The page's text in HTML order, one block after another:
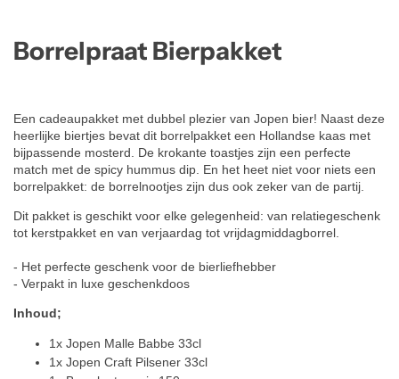
Borrelpraat Bierpakket
Een cadeaupakket met dubbel plezier van Jopen bier! Naast deze
heerlijke biertjes bevat dit borrelpakket een Hollandse kaas met
bijpassende mosterd. De krokante toastjes zijn een perfecte
match met de spicy hummus dip. En het heet niet voor niets een
borrelpakket: de borrelnootjes zijn dus ook zeker van de partij.
Dit pakket is geschikt voor elke gelegenheid: van relatiegeschenk
tot kerstpakket en van verjaardag tot vrijdagmiddagborrel.
- Het perfecte geschenk voor de bierliefhebber
- Verpakt in luxe geschenkdoos
Inhoud;
1x Jopen Malle Babbe 33cl
1x Jopen Craft Pilsener 33cl